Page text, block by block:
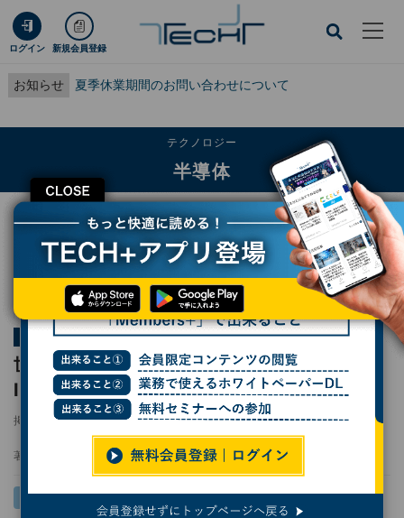
ログイン 新規会員登録
お知らせ 夏季休業期間のお問い合わせについて
CLOSE
テクノロジー
半導体
TECH+ テクノロジー
半導体
世界が注目する先端CMOS技術 - Samsung、Intel、IBM、TSMCなどが発表を
2026 VLSIシンポジウムプレビュー
世界が注目する先端CMOS技術 - Samsung、
Intel、IBM、TSMCなどが発表を予定
掲載日 2026/05/14 06:30
著者：